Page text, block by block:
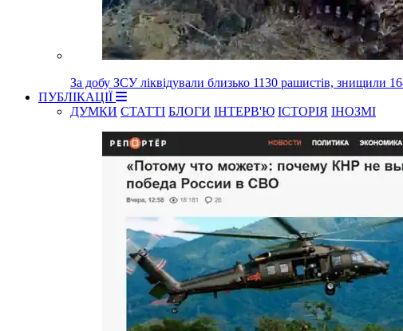
За добу ЗСУ ліквідували близько 1130 рашистів, знищили
ПУБЛІКАЦІЇ
ДУМКИ СТАТТІ БЛОГИ ІНТЕРВ'Ю ІСТОРІЯ ІНОЗМІ